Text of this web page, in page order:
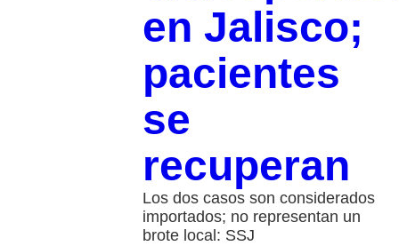
en Jalisco;
pacientes
se
recuperan
Los dos casos son considerados
importados; no representan un
brote local: SSJ